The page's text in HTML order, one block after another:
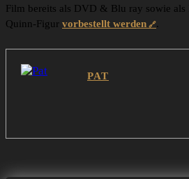
Film bereits als DVD & Blu ray sowie
Quinn-Figur vorbestellt werden .
PAT